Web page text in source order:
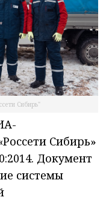
Сибирь"
Сибирь»
Документ
системы